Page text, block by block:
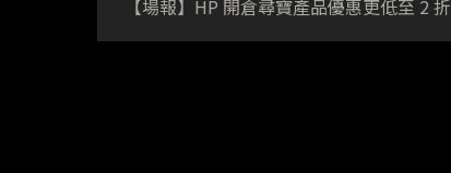
【場報】HP 開倉尋寶產品優惠更低至 2 折